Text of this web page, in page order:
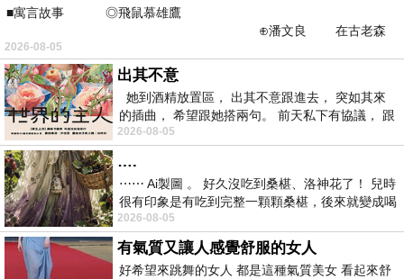
■寓言故事 ◎飛鼠慕雄鷹
⊕潘文良 在古老森
林的底層，住著一隻小飛鼠
2026-08-05
出其不意
她到酒精放置區， 出其不意跟進去， 突如其來
的插曲， 希望跟她搭兩句。 前天私下有協議， 跟
著阿弟丟拉基
2026-08-05
….
⋯⋯ Ai製圖 。 好久沒吃到桑椹、洛神花了！ 兒時
很有印象是有吃到完整一顆顆桑椹，後來就變成喝
桑椹汁。 現在是連喝都沒喝
2026-08-05
有氣質又讓人感覺舒服的女人
好希望來跳舞的女人 都是這種氣質美女 看起來舒